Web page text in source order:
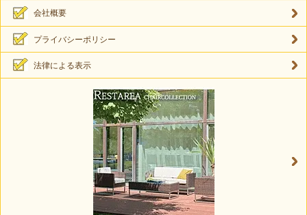
会社概要
プライバシーポリシー
法律による表示